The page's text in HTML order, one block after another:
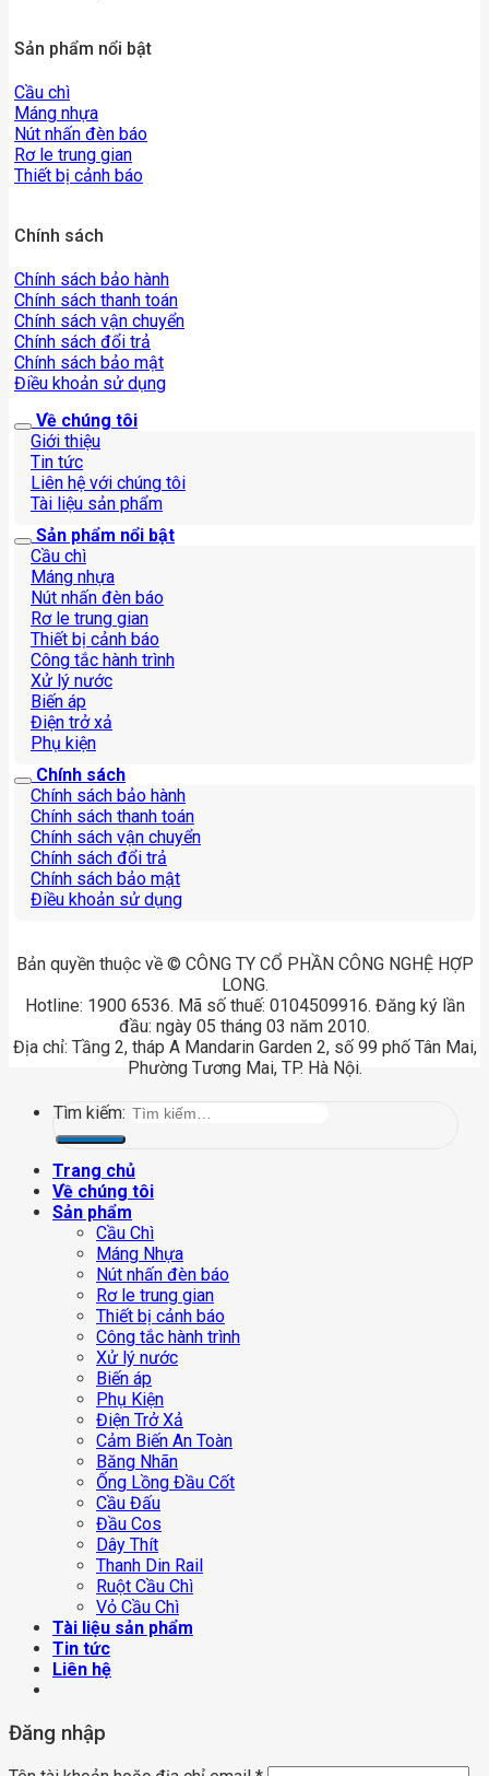
Sản phẩm nổi bật
Cầu chì
Máng nhựa
Nút nhấn đèn báo
Rơ le trung gian
Thiết bị cảnh báo
Chính sách
Chính sách bảo hành
Chính sách thanh toán
Chính sách vận chuyển
Chính sách đổi trả
Chính sách bảo mật
Điều khoản sử dụng
Về chúng tôi
Giới thiệu
Tin tức
Liên hệ với chúng tôi
Tài liệu sản phẩm
Sản phẩm nổi bật
Cầu chì
Máng nhựa
Nút nhấn đèn báo
Rơ le trung gian
Thiết bị cảnh báo
Công tắc hành trình
Xử lý nước
Biến áp
Điện trở xả
Phụ kiện
Chính sách
Chính sách bảo hành
Chính sách thanh toán
Chính sách vận chuyển
Chính sách đổi trả
Chính sách bảo mật
Điều khoản sử dụng
Bản quyền thuộc về © CÔNG TY CỔ PHẦN CÔNG NGHỆ HỢP
LONG.
Hotline: 1900 6536. Mã số thuế: 0104509916. Đăng ký lần
đầu: ngày 05 tháng 03 năm 2010.
Địa chỉ: Tầng 2, tháp A Mandarin Garden 2, số 99 phố Tân Mai,
Phường Tương Mai, TP. Hà Nội.
Tìm kiếm:
Trang chủ
Về chúng tôi
Sản phẩm
Cầu Chì
Máng Nhựa
Nút nhấn đèn báo
Rơ le trung gian
Thiết bị cảnh báo
Công tắc hành trình
Xử lý nước
Biến áp
Phụ Kiện
Điện Trở Xả
Cảm Biến An Toàn
Băng Nhãn
Ống Lồng Đầu Cốt
Cầu Đấu
Đầu Cos
Dây Thít
Thanh Din Rail
Ruột Cầu Chì
Vỏ Cầu Chì
Tài liệu sản phẩm
Tin tức
Liên hệ
Đăng nhập